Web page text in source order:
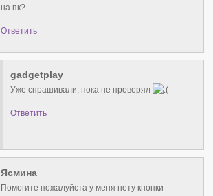
на пк?
Ответить
gadgetplay
Уже спрашивали, пока не проверял
Ответить
Ясмина
Помогите пожалуйста у меня нету кнопки